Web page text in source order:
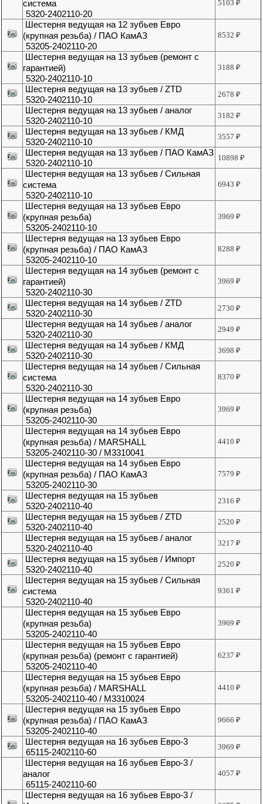
система
5320-2402110-20
5103₽
Шестерня ведущая на 12 зубьев Евро
(крупная резьба) / ПАО КамАЗ
53205-2402110-20
8532₽
Шестерня ведущая на 13 зубьев (ремонт с
гарантией)
5320-2402110-10
3188₽
Шестерня ведущая на 13 зубьев / ZTD
5320-2402110-10
2678₽
Шестерня ведущая на 13 зубьев / аналог
5320-2402110-10
3182₽
Шестерня ведущая на 13 зубьев / КМД
5320-2402110-10
3557₽
Шестерня ведущая на 13 зубьев / ПАО КамАЗ
5320-2402110-10
10898₽
Шестерня ведущая на 13 зубьев / Сильная
система
5320-2402110-10
6943₽
Шестерня ведущая на 13 зубьев Евро
(крупная резьба)
53205-2402110-10
3969₽
Шестерня ведущая на 13 зубьев Евро
(крупная резьба) / ПАО КамАЗ
53205-2402110-10
8288₽
Шестерня ведущая на 14 зубьев (ремонт с
гарантией)
5320-2402110-30
3969₽
Шестерня ведущая на 14 зубьев / ZTD
5320-2402110-30
2730₽
Шестерня ведущая на 14 зубьев / аналог
5320-2402110-30
2949₽
Шестерня ведущая на 14 зубьев / КМД
5320-2402110-30
3698₽
Шестерня ведущая на 14 зубьев / Сильная
система
5320-2402110-30
8370₽
Шестерня ведущая на 14 зубьев Евро
(крупная резьба)
53205-2402110-30
3969₽
Шестерня ведущая на 14 зубьев Евро
(крупная резьба) / MARSHALL
53205-2402110-30 / M3310041
4410₽
Шестерня ведущая на 14 зубьев Евро
(крупная резьба) / ПАО КамАЗ
53205-2402110-30
7579₽
Шестерня ведущая на 15 зубьев
5320-2402110-40
2316₽
Шестерня ведущая на 15 зубьев / ZTD
5320-2402110-40
2520₽
Шестерня ведущая на 15 зубьев / аналог
5320-2402110-40
3217₽
Шестерня ведущая на 15 зубьев / Импорт
5320-2402110-40
2520₽
Шестерня ведущая на 15 зубьев / Сильная
система
5320-2402110-40
9361₽
Шестерня ведущая на 15 зубьев Евро
(крупная резьба)
53205-2402110-40
3969₽
Шестерня ведущая на 15 зубьев Евро
(крупная резьба) (ремонт с гарантией)
53205-2402110-40
6237₽
Шестерня ведущая на 15 зубьев Евро
(крупная резьба) / MARSHALL
53205-2402110-40 / M3310024
4410₽
Шестерня ведущая на 15 зубьев Евро
(крупная резьба) / ПАО КамАЗ
53205-2402110-40
9666₽
Шестерня ведущая на 16 зубьев Евро-3
65115-2402110-60
3969₽
Шестерня ведущая на 16 зубьев Евро-3 /
аналог
65115-2402110-60
4057₽
Шестерня ведущая на 16 зубьев Евро-3 /